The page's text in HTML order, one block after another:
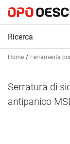
Home Ferramenta
Serratura di
antipanico